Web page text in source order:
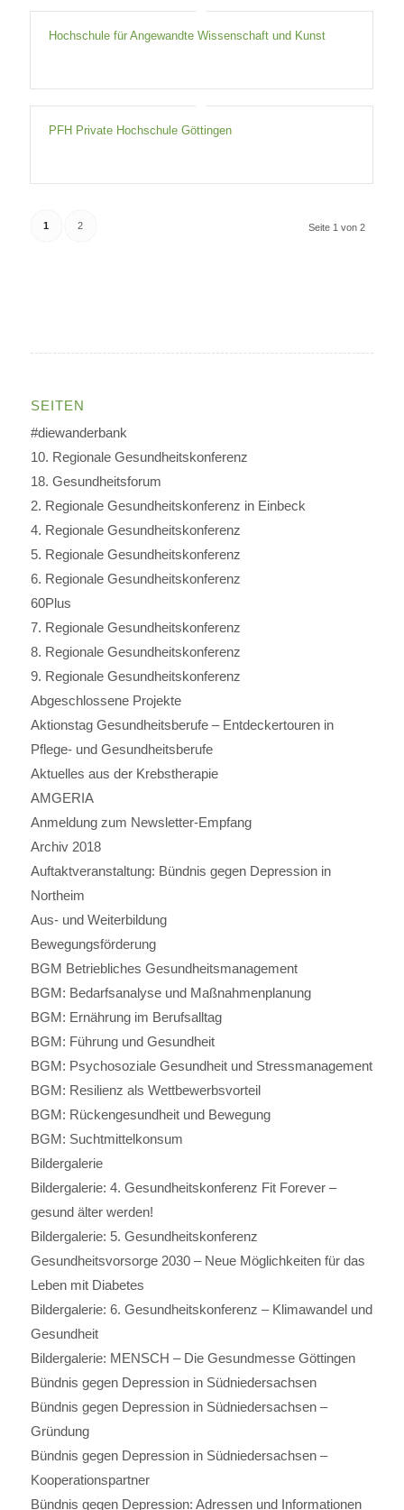
Hochschule für Angewandte Wissenschaft und Kunst
PFH Private Hochschule Göttingen
Seite 1 von 2
1 2
SEITEN
#diewanderbank
10. Regionale Gesundheitskonferenz
18. Gesundheitsforum
2. Regionale Gesundheitskonferenz in Einbeck
4. Regionale Gesundheitskonferenz
5. Regionale Gesundheitskonferenz
6. Regionale Gesundheitskonferenz
60Plus
7. Regionale Gesundheitskonferenz
8. Regionale Gesundheitskonferenz
9. Regionale Gesundheitskonferenz
Abgeschlossene Projekte
Aktionstag Gesundheitsberufe – Entdeckertouren in
Pflege- und Gesundheitsberufe
Aktuelles aus der Krebstherapie
AMGERIA
Anmeldung zum Newsletter-Empfang
Archiv 2018
Auftaktveranstaltung: Bündnis gegen Depression in
Northeim
Aus- und Weiterbildung
Bewegungsförderung
BGM Betriebliches Gesundheitsmanagement
BGM: Bedarfsanalyse und Maßnahmenplanung
BGM: Ernährung im Berufsalltag
BGM: Führung und Gesundheit
BGM: Psychosoziale Gesundheit und Stressmanagement
BGM: Resilienz als Wettbewerbsvorteil
BGM: Rückengesundheit und Bewegung
BGM: Suchtmittelkonsum
Bildergalerie
Bildergalerie: 4. Gesundheitskonferenz Fit Forever –
gesund älter werden!
Bildergalerie: 5. Gesundheitskonferenz
Gesundheitsvorsorge 2030 – Neue Möglichkeiten für das
Leben mit Diabetes
Bildergalerie: 6. Gesundheitskonferenz – Klimawandel und
Gesundheit
Bildergalerie: MENSCH – Die Gesundmesse Göttingen
Bündnis gegen Depression in Südniedersachsen
Bündnis gegen Depression in Südniedersachsen –
Gründung
Bündnis gegen Depression in Südniedersachsen –
Kooperationspartner
Bündnis gegen Depression: Adressen und Informationen